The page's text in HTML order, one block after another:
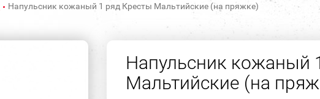
Напульсник кожаный 1 ряд Кресты Мальтийские (на пряжке)
Напульсник кожаный
Мальтийские (на